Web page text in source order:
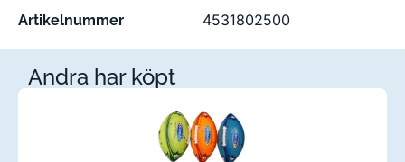
Artikelnummer 4531802500
Andra har köpt